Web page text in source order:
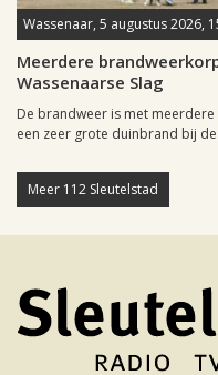
Wassenaar, 5 augustus 2026,
Meerdere
Wassenaarse Slag
De brandweer is met
een zeer grote duinbrand bij
Meer 112 Sleutelstad